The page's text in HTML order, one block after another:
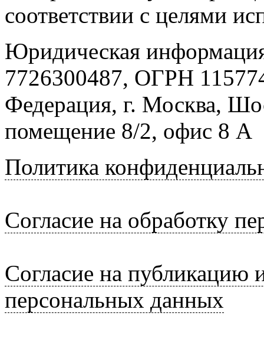
соответствии с целями
Юридическая
7726300487, ОГРН
Федерация, г. Москва,
помещение 8/2, офис 8 А
Политика
Согласие на обработку
Согласие на публикацию
персональных данных